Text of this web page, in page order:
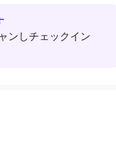
お知らせ
4時間まで無料とな
人様1日あたり2時
ンしチェックイン